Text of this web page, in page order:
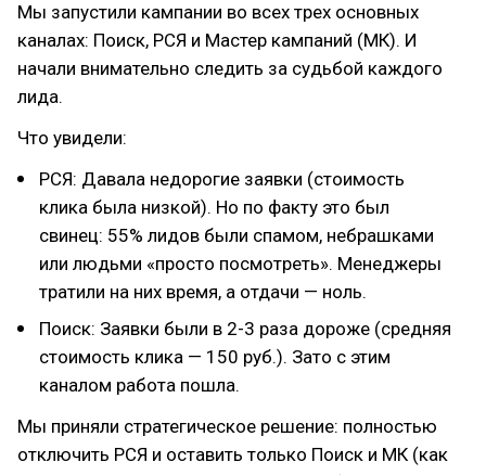
Мы запустили кампании во всех трех основных
каналах: Поиск, РСЯ и Мастер кампаний (МК). И
начали внимательно следить за судьбой каждого
лида.
Что увидели:
РСЯ: Давала недорогие заявки (стоимость
клика была низкой). Но по факту это был
свинец: 55% лидов были спамом, небрашками
или людьми «просто посмотреть». Менеджеры
тратили на них время, а отдачи — ноль.
Поиск: Заявки были в 2-3 раза дороже (средняя
стоимость клика — 150 руб.). Зато с этим
каналом работа пошла.
Мы приняли стратегическое решение: полностью
отключить РСЯ и оставить только Поиск и МК (как